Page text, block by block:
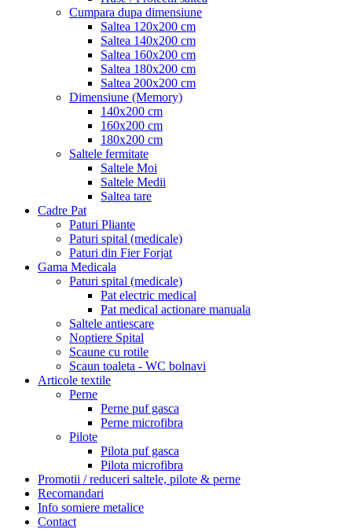
Cumpara dupa dimensiune
Saltea 120x200 cm
Saltea 140x200 cm
Saltea 160x200 cm
Saltea 180x200 cm
Saltea 200x200 cm
Dimensiune (Memory)
140x200 cm
160x200 cm
180x200 cm
Saltele fermitate
Saltele Moi
Saltele Medii
Saltea tare
Cadre Pat
Paturi Pliante
Paturi spital (medicale)
Paturi din Fier Forjat
Gama Medicala
Paturi spital (medicale)
Pat electric medical
Pat medical actionare manuala
Saltele antiescare
Noptiere Spital
Scaune cu rotile
Scaun toaleta - WC bolnavi
Articole textile
Perne
Perne puf gasca
Perne microfibra
Pilote
Pilota puf gasca
Pilota microfibra
Promotii / reduceri saltele, pilote & perne
Recomandari
Info somiere metalice
Contact